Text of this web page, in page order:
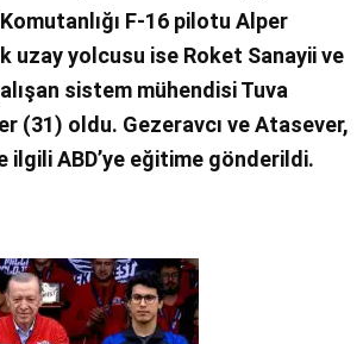
F-16 pilotu Alper
uzay yolcusu ise Roket Sanayii ve
sistem mühendisi Tuva
(31) oldu. Gezeravcı ve Atasever,
ilgili ABD’ye eğitime gönderildi.